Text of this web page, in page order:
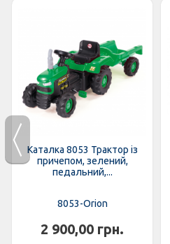
Каталка 8053 Трактор із
причепом, зелений,
педальний,...
8053-Orion
2 900,00 грн.